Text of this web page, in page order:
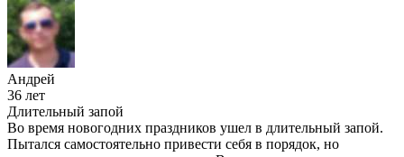
Андрей
36 лет
Длительный запой
Во время новогодних праздников ушел в длительный запой.
Пытался самостоятельно привести себя в порядок, но